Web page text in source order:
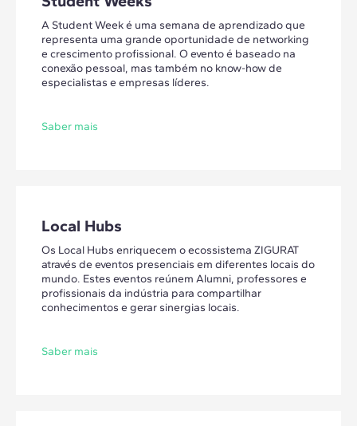
A Student Week é uma semana de aprendizado que
representa uma grande oportunidade de networking
e crescimento profissional. O evento é baseado na
conexão pessoal, mas também no know-how de
especialistas e empresas líderes.
Saber mais
Local Hubs
Os Local Hubs enriquecem o ecossistema ZIGURAT
através de eventos presenciais em diferentes locais do
mundo. Estes eventos reúnem Alumni, professores e
profissionais da indústria para compartilhar
conhecimentos e gerar sinergias locais.
Saber mais